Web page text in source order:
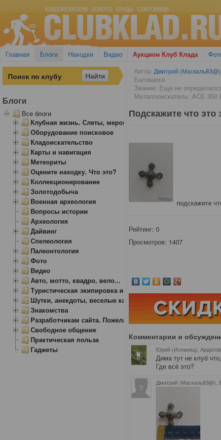
Главная Блоги Находки Видео Аукцион Клуб Клада
Автор: Дмитрий (Маскаль83@)
Балашиха
Звание: Еще не
Металлоискатель: ACE 350
Подскажите что это
подскажите
Рейтинг:0
Просмотров: 1407
Комментарии и
Юрий (Испанец), Ардатов
Дима тут не клуб
Где всё это?
Дмитрий (Маскаль83@),
Блоги
Все блоги
Клубная жизнь. Слеты, мероприятия
Оборудование поисковое
Кладоискательство
Карты и навигация
Метеориты
Оцените находку. Что это?
Коллекционирование
Золотодобыча
Военная археология
Вопросы истории
Археология
Дайвинг
Спелеология
Палеонтология
Фото
Видео
Авто, мотто, квадро, вело...
Туристическая экипировка и снаряжение
Шутки, анекдоты, веселые картинки
Знакомства
Разработчикам сайта. Пожелания, замечания.
Свободное общение
Практическая польза
Гаджеты